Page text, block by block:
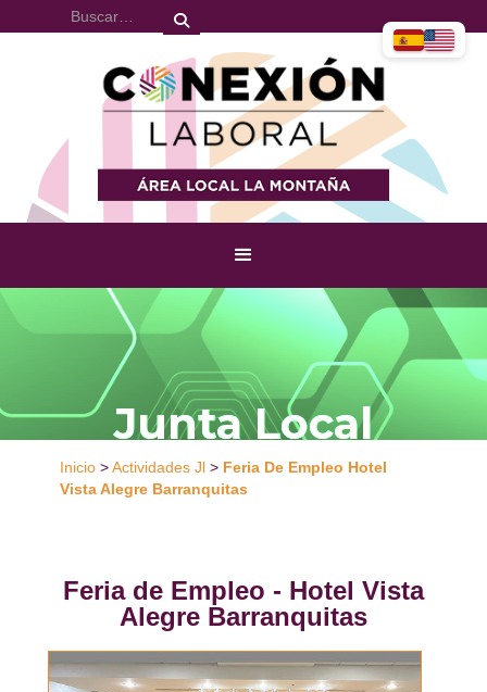
Junta Local
Inicio>Actividades Jl> Feria De Empleo Hotel
Vista Alegre Barranquitas
Feria de Empleo - Hotel Vista
Alegre Barranquitas